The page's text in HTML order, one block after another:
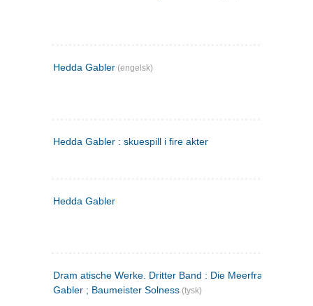
Hedda Gabler (engelsk)
Hedda Gabler : skuespill i fire akter
Hedda Gabler
Dram atische Werke. Dritter Band : Die Meerfrau ; Hedda
Gabler ; Baumeister Solness (tysk)